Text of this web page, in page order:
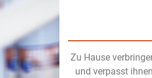
Zu Hause
und verpasst